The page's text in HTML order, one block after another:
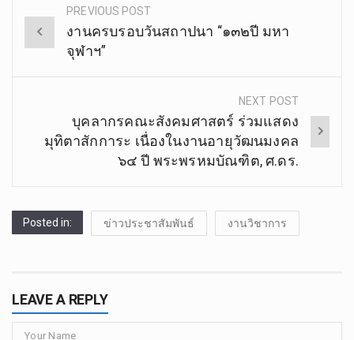
Post
navigation
PREVIOUS POST
งานครบรอบวันสถาปนา “๑๓๒ปี มหา
จุฬาฯ”
NEXT POST
บุคลากร​คณะ​สังคม​ศาสตร์​ ร่วมแสดง
มุทิตาสักการะ เนื่องในงานอายุวัฒนมงคล
๖๔ ปี พระพรหมบัณฑิต, ศ.ดร.
Posted in: ข่าวประชาสัมพันธ์ งานวิชาการ
LEAVE A REPLY